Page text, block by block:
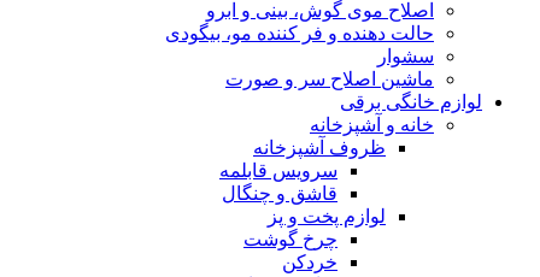
اصلاح موی گوش، بینی و ابرو
حالت دهنده و فر کننده مو، بیگودی
سشوار
ماشین اصلاح سر و صورت
لوازم خانگی برقی
خانه و آشپزخانه
ظروف آشپزخانه
سرویس قابلمه
قاشق و چنگال
لوازم پخت و پز
چرخ گوشت
خردکن